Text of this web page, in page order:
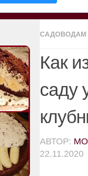
САДОВОДАМ
Как
саду
АВТОР:
22.11.2020